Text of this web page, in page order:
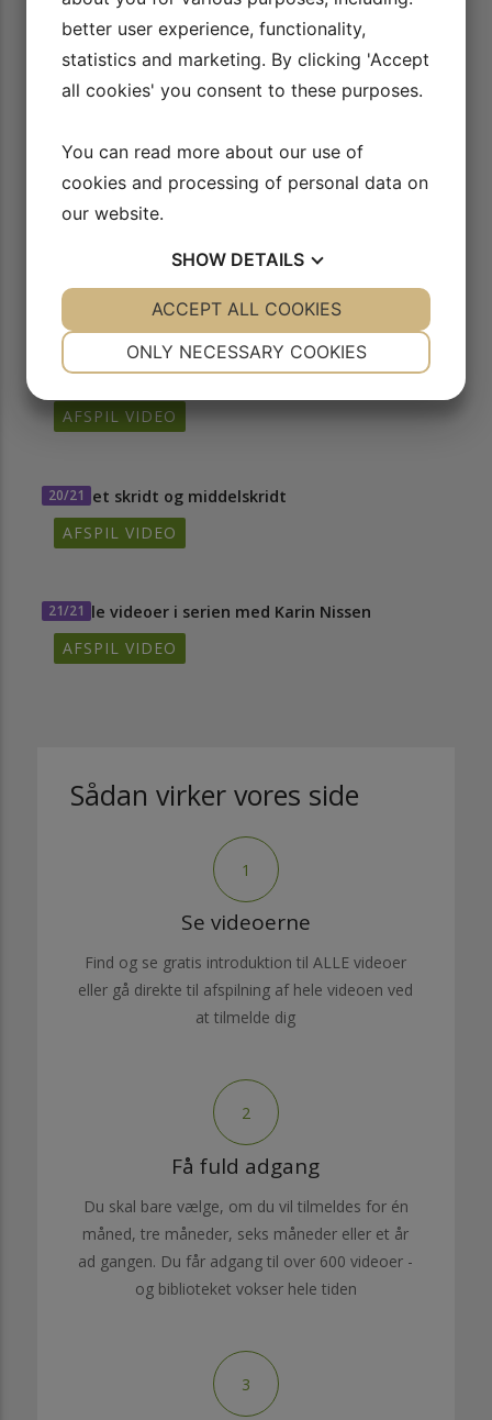
14/21
På vej til travers
AFSPIL VIDEO
15/21
Bagpartsvending
AFSPIL VIDEO
16/21
Kontragalop
AFSPIL VIDEO
17/21
Det første changement
AFSPIL VIDEO
Samlet trav og middeltrav
AFSPIL VIDEO
19/21
Samlet galop og middelgalop
AFSPIL VIDEO
20/21
Samlet skridt og middelskridt
AFSPIL VIDEO
21/21
Se alle videoer i serien med Karin Nissen
AFSPIL VIDEO
Sådan virker vores side
1
Se videoerne
Find og se gratis introduktion til ALLE videoer
eller gå direkte til afspilning af hele videoen ved
at tilmelde dig
2
Få fuld adgang
Du skal bare vælge, om du vil tilmeldes for én
måned, tre måneder, seks måneder eller et år
ad gangen. Du får adgang til over 600 videoer -
og biblioteket vokser hele tiden
3
better user experience, functionality,
statistics and marketing. By clicking 'Accept
all cookies' you consent to these purposes.
You can read more about our use of
cookies and processing of personal data on
our website.
SHOW DETAILS
YES NO YES NO
YES NO YES NO
ONLY NECESSARY COOKIES
ACCEPT ALL COOKIES